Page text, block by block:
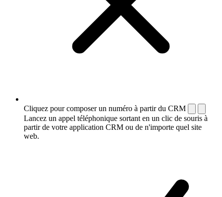
Cliquez pour composer un numéro à partir du CRM
Lancez un appel téléphonique sortant en un clic de souris à
partir de votre application CRM ou de n'importe quel site
web.